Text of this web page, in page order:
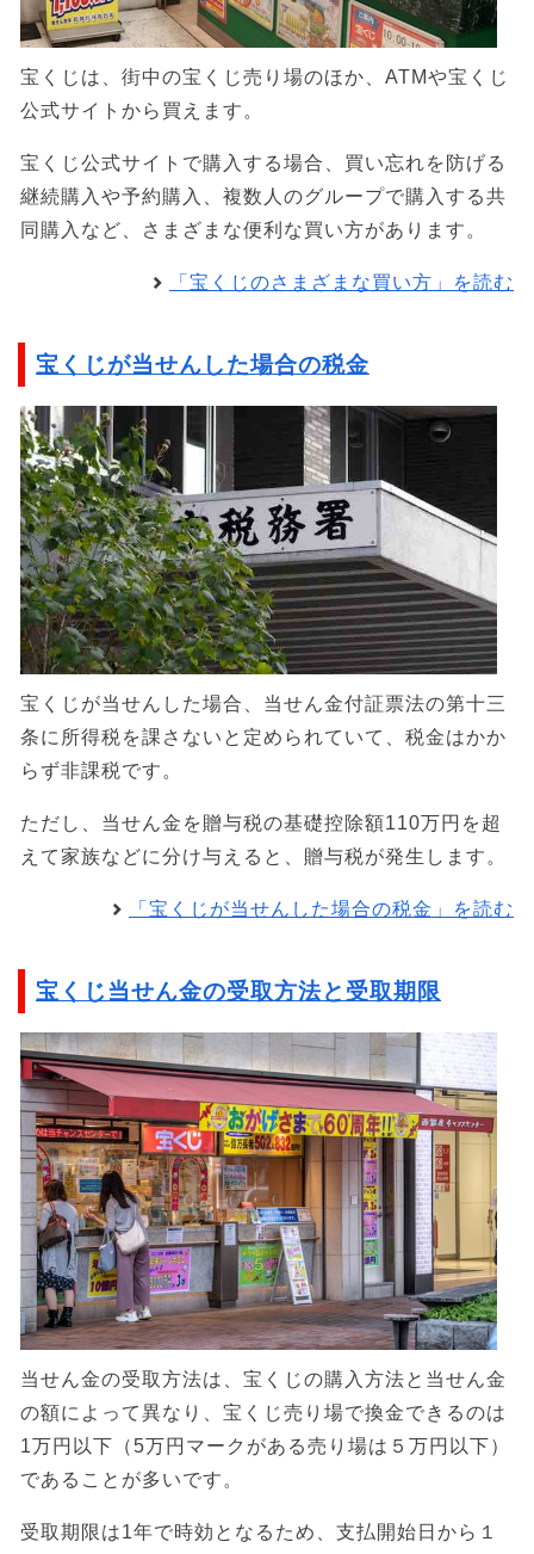
宝くじは、街中の宝くじ売り場のほか、ATMや宝くじ
公式サイトから買えます。
宝くじ公式サイトで購入する場合、買い忘れを防げる
継続購入や予約購入、複数人のグループで購入する共
同購入など、さまざまな便利な買い方があります。
「宝くじのさまざまな買い方」を読む
宝くじが当せんした場合の税金
宝くじが当せんした場合、当せん金付証票法の第十三
条に所得税を課さないと定められていて、税金はかか
らず非課税です。
ただし、当せん金を贈与税の基礎控除額110万円を超
えて家族などに分け与えると、贈与税が発生します。
「宝くじが当せんした場合の税金」を読む
宝くじ当せん金の受取方法と受取期限
当せん金の受取方法は、宝くじの購入方法と当せん金
の額によって異なり、宝くじ売り場で換金できるのは
1万円以下（5万円マークがある売り場は５万円以下）
であることが多いです。
受取期限は1年で時効となるため、支払開始日から１